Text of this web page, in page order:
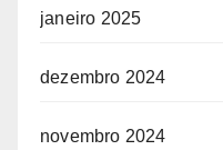
janeiro 2025
dezembro 2024
novembro 2024